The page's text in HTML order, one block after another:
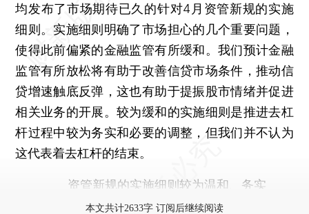
均发布了市场期待已久的针对4月资管新规的实施
细则。实施细则明确了市场担心的几个重要问题，
使得此前偏紧的金融监管有所缓和。我们预计金融
监管有所放松将有助于改善信贷市场条件，推动信
贷增速触底反弹，这也有助于提振股市情绪并促进
相关业务的开展。较为缓和的实施细则是推进去杠
杆过程中较为务实和必要的调整，但我们并不认为
这代表着去杠杆的结束。
资管新规的实施细则较为温和、务实
本文共计2633字 订阅后继续阅读